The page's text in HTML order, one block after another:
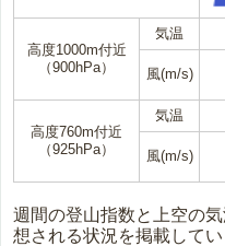
高度1000m付近
（900hPa）
気温
風(m/s)
高度760m付近
（925hPa）
気温
風(m/s)
週間の登山指数と上空の
想される状況を掲載してい